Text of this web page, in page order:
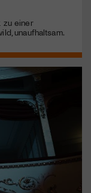
zu einer
unaufhaltsam.